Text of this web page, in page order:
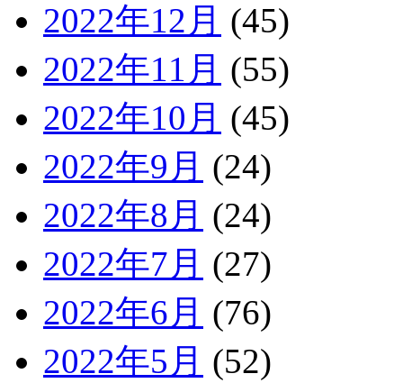
2022年12月 (45)
2022年11月 (55)
2022年10月 (45)
2022年9月 (24)
2022年8月 (24)
2022年7月 (27)
2022年6月 (76)
2022年5月 (52)